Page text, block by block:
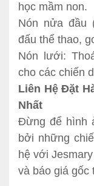
học mầm non.
Nón nửa đầu
đấu thể thao,
Nón lưới:
cho các chiến
Liên Hệ Đặt
Nhất
Đừng để hình
bởi những
hệ với
và báo giá gốc